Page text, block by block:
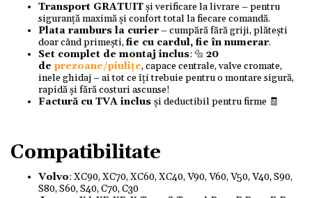
Transport GRATUITși verificare la livrare – pentru
siguranță maximă și confort total la fiecare comandă.
Plata ramburs la curier– cumpără fără griji, plătești
doar când primești,fie cu cardul, fie în numerar.
Set complet de montaj inclus: 🔩 20
de prezoane/piulițe, capace centrale, valve cromate,
inele ghidaj – ai tot ce îți trebuie pentru o montare sigură,
rapidă și fără costuri ascunse!
Factură cu TVA inclus și deductibil pentru firme 🧾
Compatibilitate
Volvo: XC90, XC70, XC60, XC40, V90, V60, V50, V40, S90,
S80, S60, S40, C70, C30